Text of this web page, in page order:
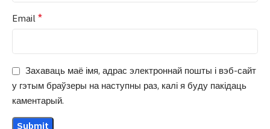
Email*
Захаваць маё імя, адрас электроннай пошты і вэб-сайт
у гэтым браўзеры на наступны раз, калі я буду пакідаць
каментарый.